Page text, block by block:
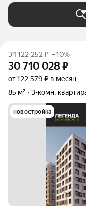
34 122 252₽ –10%
30 710 028₽
от 122 579 ₽ в месяц
85 м²
3-комн.
новостройка